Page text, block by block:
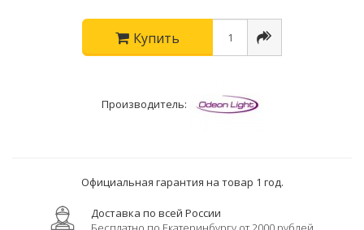
Купить
Производитель:
Официальная гарантия на товар 1 год.
Доставка по всей России